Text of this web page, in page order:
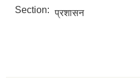
Section: प्रशासन